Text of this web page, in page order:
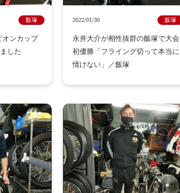
飯塚
オンカップ
した
2022/01/30 飯塚
永井大介が相性抜群の飯塚で大会
初優勝「フライング切って本当に
情けない」／飯塚